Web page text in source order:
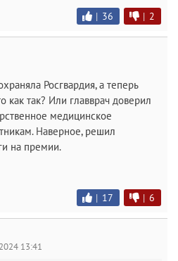
| 36 | 2
Росгвардия, а теперь
как так? Или главврач доверил
медицинское
Наверное, решил
на премии.
| 17 | 6
13:41